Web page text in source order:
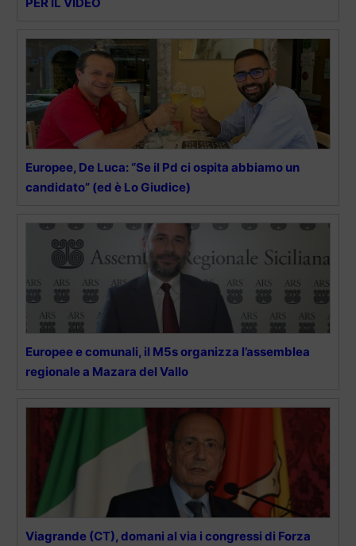
Europee, De Luca: “Se il Pd ci ospita abbiamo un
candidato” (ed è Lo Giudice)
Europee e comunali, il M5s organizza l’assemblea
regionale a Mazara del Vallo
Viagrande (CT), domani al via i congressi di Forza